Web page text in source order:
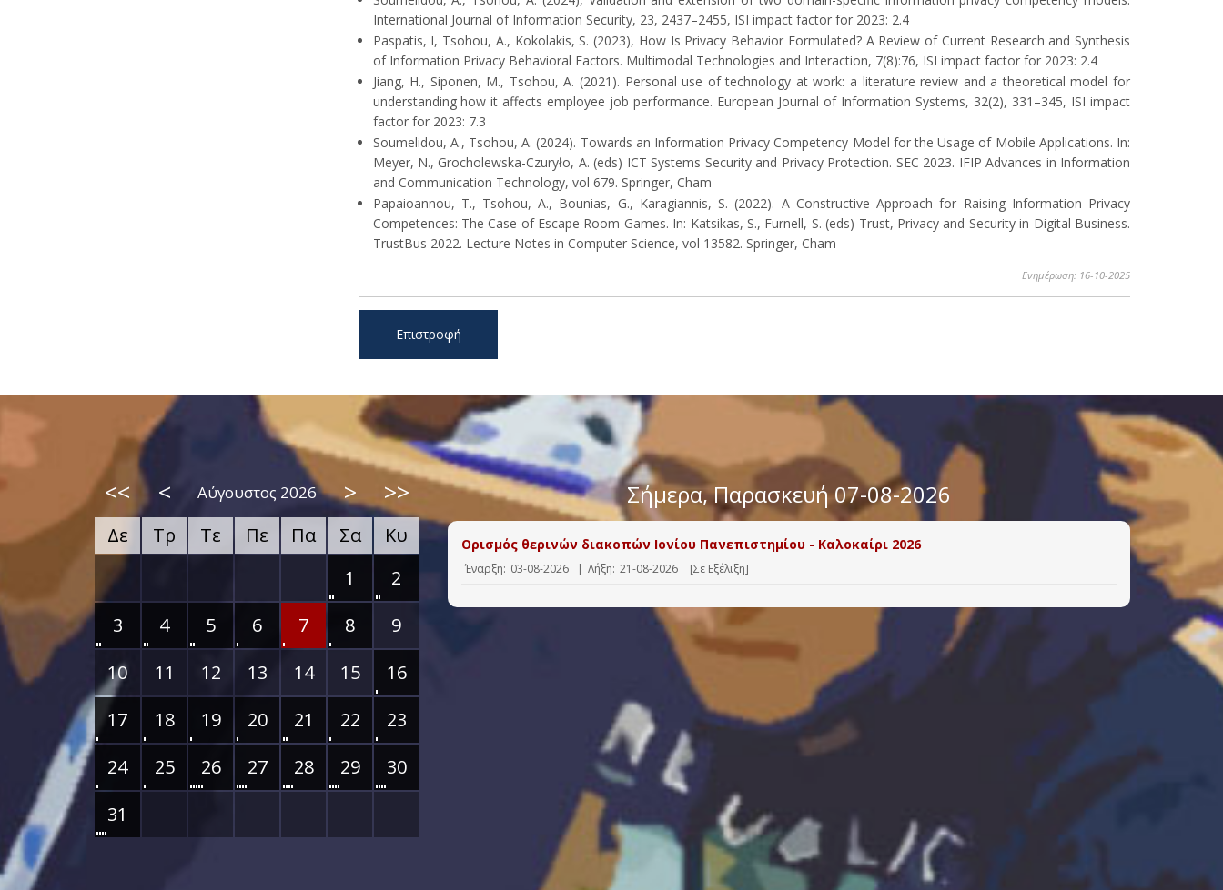
International Journal of Information Security, 23, 2437–2455, ISI impact factor for 2023: 2.4
Paspatis, I, Tsohou, A., Kokolakis, S. (2023), How Is Privacy Behavior Formulated? A Review of Current Research and Synthesis
of Information Privacy Behavioral Factors. Multimodal Technologies and Interaction, 7(8):76, ISI impact factor for 2023: 2.4
Jiang, H., Siponen, M., Tsohou, A. (2021). Personal use of technology at work: a literature review and a theoretical model for
understanding how it affects employee job performance. European Journal of Information Systems, 32(2), 331–345, ISI impact
factor for 2023: 7.3
Soumelidou, A., Tsohou, A. (2024). Towards an Information Privacy Competency Model for the Usage of Mobile Applications. In:
Meyer, N., Grocholewska-Czuryło, A. (eds) ICT Systems Security and Privacy Protection. SEC 2023. IFIP Advances in Information
and Communication Technology, vol 679. Springer, Cham
Papaioannou, T., Tsohou, A., Bounias, G., Karagiannis, S. (2022). A Constructive Approach for Raising Information Privacy
Competences: The Case of Escape Room Games. In: Katsikas, S., Furnell, S. (eds) Trust, Privacy and Security in Digital Business.
TrustBus 2022. Lecture Notes in Computer Science, vol 13582. Springer, Cham
Ενημέρωση: 16-10-2025
Επιστροφή
<< < Αύγουστος 2026 > >>
Δε Τρ Τε Πε Πα Σα
Κυ
1
2
3
4 5 6 7 8
9
10
11 12 13 14 15
16
17
18 19 20 21 22
23
24
25 26 27 28 29
30
31
Σήμερα, Παρασκευή 07-08-2026
Ορισμός θερινών διακοπών Ιονίου Πανεπιστημίου - Καλοκαίρι 2026
Έναρξη: 03-08-2026 | Λήξη: 21-08-2026 [Σε Εξέλιξη]